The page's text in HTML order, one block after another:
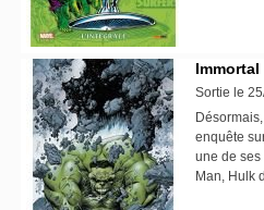
Sortie le
enquête
une de
Man, Hulk